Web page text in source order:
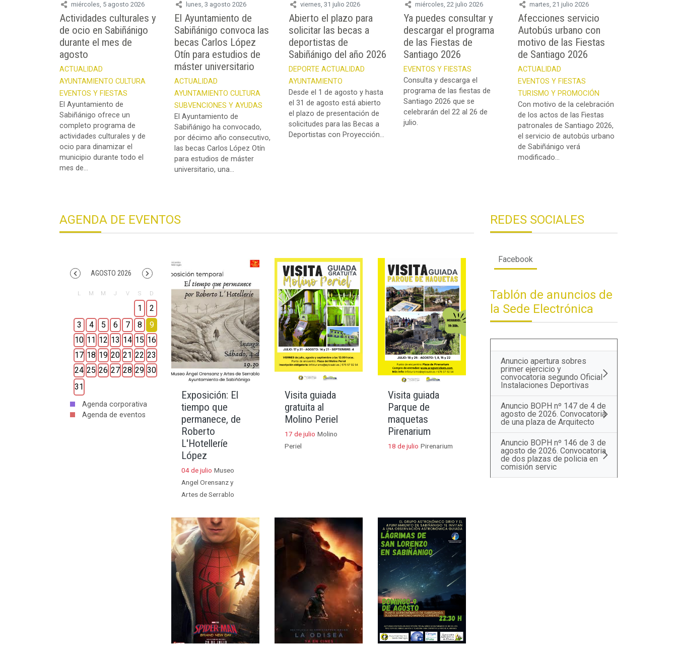
miércoles, 5 agosto 2026
Actividades culturales y
de ocio en Sabiñánigo
durante el mes de
agosto
ACTUALIDAD
AYUNTAMIENTO CULTURA
EVENTOS Y FIESTAS
El Ayuntamiento de
Sabiñánigo ofrece un
completo programa de
actividades culturales y de
ocio para dinamizar el
municipio durante todo el
mes de...
lunes, 3 agosto 2026
El Ayuntamiento de
Sabiñánigo convoca las
becas Carlos López
Otín para estudios de
máster universitario
ACTUALIDAD
AYUNTAMIENTO CULTURA
SUBVENCIONES Y AYUDAS
El Ayuntamiento de
Sabiñánigo ha convocado,
por décimo año consecutivo,
las becas Carlos López Otín
para estudios de máster
universitario, una...
viernes, 31 julio 2026
Abierto el plazo para
solicitar las becas a
deportistas de
Sabiñánigo del año 2026
DEPORTE ACTUALIDAD
AYUNTAMIENTO
Desde el 1 de agosto y hasta
el 31 de agosto está abierto
el plazo de presentación de
solicitudes para las Becas a
Deportistas con Proyección...
miércoles, 22 julio 2026
Ya puedes consultar y
descargar el programa
de las Fiestas de
Santiago 2026
EVENTOS Y FIESTAS
Consulta y descarga el
programa de las fiestas de
Santiago 2026 que se
celebrarán del 22 al 26 de
julio.
martes, 21 julio 2026
Afecciones servicio
Autobús urbano con
motivo de las Fiestas
de Santiago 2026
ACTUALIDAD
EVENTOS Y FIESTAS
TURISMO Y PROMOCIÓN
Con motivo de la celebración
de los actos de las Fiestas
patronales de Santiago 2026,
el servicio de autobús urbano
de Sabiñánigo verá
modificado...
AGENDA DE EVENTOS
AGOSTO 2026
1
2
3
4 5 6 7 8
9
10 11 12 13 14 15 16
17 18 19 20 21 22 23
24 25 26 27 28 29 30
31
Agenda corporativa
Agenda de eventos
Exposición: El
tiempo que
permanece, de
Roberto
L'Hotelleríe
López
04 de julio Museo
Angel Orensanz y
Artes de Serrablo
Visita guiada
gratuita al
Molino Periel
17 de julio Molino
Periel
Visita guiada
Parque de
maquetas
Pirenarium
18 de julio Pirenarium
REDES SOCIALES
Facebook
Tablón de anuncios de
la Sede Electrónica
Anuncio apertura sobres
primer ejercicio y
convocatoria segundo Oficial
Instalaciones Deportivas
Anuncio BOPH nº 147 de 4 de
agosto de 2026. Convocatoria
de una plaza de Arquitecto
Anuncio BOPH nº 146 de 3 de
agosto de 2026. Convocatoria
de dos plazas de policia en
comisión servic